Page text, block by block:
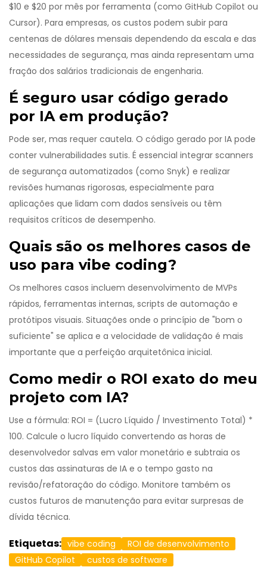
$10 e $20 por mês por ferramenta (como GitHub Copilot ou
Cursor). Para empresas, os custos podem subir para
centenas de dólares mensais dependendo da escala e das
necessidades de segurança, mas ainda representam uma
fração dos salários tradicionais de engenharia.
É seguro usar código gerado
por IA em produção?
Pode ser, mas requer cautela. O código gerado por IA pode
conter vulnerabilidades sutis. É essencial integrar scanners
de segurança automatizados (como Snyk) e realizar
revisões humanas rigorosas, especialmente para
aplicações que lidam com dados sensíveis ou têm
requisitos críticos de desempenho.
Quais são os melhores casos de
uso para vibe coding?
Os melhores casos incluem desenvolvimento de MVPs
rápidos, ferramentas internas, scripts de automação e
protótipos visuais. Situações onde o princípio de "bom o
suficiente" se aplica e a velocidade de validação é mais
importante que a perfeição arquitetônica inicial.
Como medir o ROI exato do meu
projeto com IA?
Use a fórmula: ROI = (Lucro Líquido / Investimento Total) *
100. Calcule o lucro líquido convertendo as horas de
desenvolvedor salvas em valor monetário e subtraia os
custos das assinaturas de IA e o tempo gasto na
revisão/refatoração do código. Monitore também os
custos futuros de manutenção para evitar surpresas de
dívida técnica.
Etiquetas: vibe coding
ROI de desenvolvimento
GitHub Copilot
custos de software